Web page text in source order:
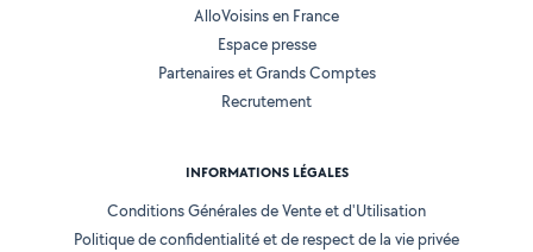
AlloVoisins en France
Espace presse
Partenaires et Grands Comptes
Recrutement
INFORMATIONS LÉGALES
Conditions Générales de Vente et d'Utilisation
Politique de confidentialité et de respect de la vie privée